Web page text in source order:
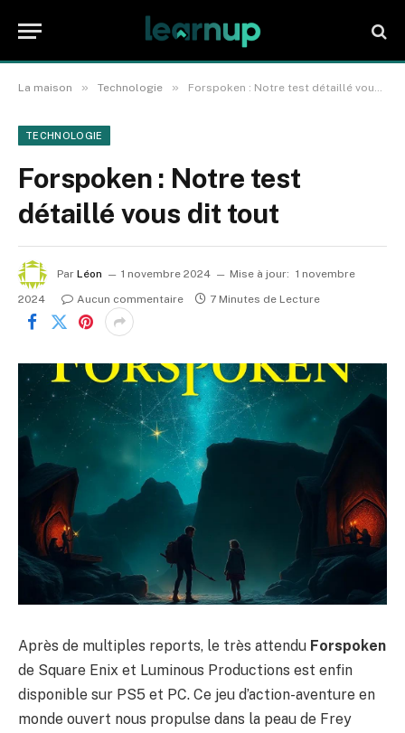
La maison » Technologie » Forspoken : Notre test détaillé vous dit tout
TECHNOLOGIE
Forspoken : Notre test
détaillé vous dit tout
Par Léon 1 novembre 2024 Mise à jour: 1 novembre
2024
Aucun commentaire 7 Minutes de Lecture
Après de multiples reports, le très attendu Forspoken
de Square Enix et Luminous Productions est enfin
disponible sur PS5 et PC. Ce jeu d’action-aventure en
monde ouvert nous propulse dans la peau de Frey